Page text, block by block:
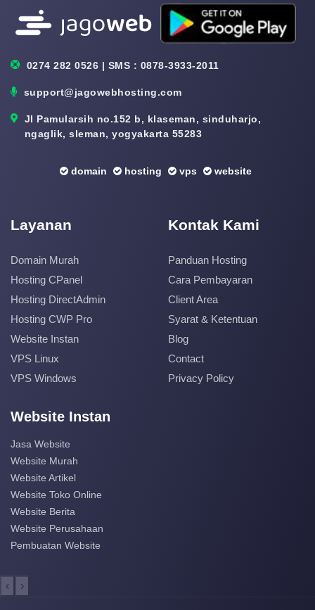
0274 282 0526 | SMS : 0878-3933-2011
support@jagowebhosting.com
Jl Pamularsih no.152 b, klaseman, sinduharjo,
ngaglik, sleman, yogyakarta 55283
domain hosting vps website
Layanan
Domain Murah
Hosting CPanel
Hosting DirectAdmin
Hosting CWP Pro
Website Instan
VPS Linux
VPS Windows
Kontak Kami
Panduan Hosting
Cara Pembayaran
Client Area
Syarat & Ketentuan
Blog
Contact
Privacy Policy
Website Instan
Jasa Website
Website Murah
Website Artikel
Website Toko Online
Website Berita
Website Perusahaan
Pembuatan Website
‹ ›